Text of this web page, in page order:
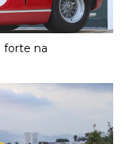
forte na